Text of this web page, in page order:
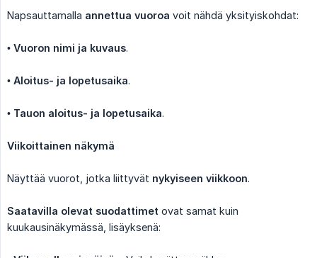
Napsauttamalla annettua vuoroa voit nähdä yksityiskohdat:
• Vuoron nimi ja kuvaus.
• Aloitus- ja lopetusaika.
• Tauon aloitus- ja lopetusaika.
Viikoittainen näkymä
Näyttää vuorot, jotka liittyvät nykyiseen viikkoon.
Saatavilla olevat suodattimet ovat samat kuin
kuukausinäkymässä, lisäyksenä: